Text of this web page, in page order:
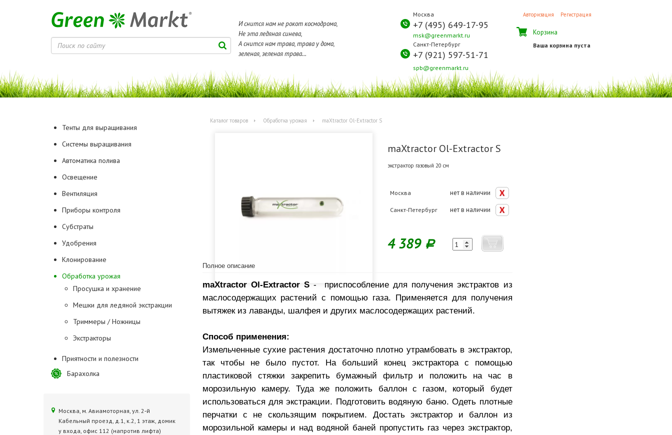
И снится нам не рокот космодрома,
Не эта ледяная синева,
А снится нам трава, трава у дома,
зеленая, зеленая трава...
Москва
+7 (495) 649-17-95
msk@greenmarkt.ru
Санкт-Петербург
+7 (921) 597-51-71
spb@greenmarkt.ru
Авторизация Регистрация
Корзина
Ваша корзина пуста
Тенты для выращивания
Системы выращивания
Автоматика полива
Освещение
Вентиляция
Приборы контроля
Субстраты
Удобрения
Клонирование
Обработка урожая
Просушка и хранение
Мешки для ледяной экстракции
Триммеры / Ножницы
Экстракторы
Приятности и полезности
Барахолка
Москва, м. Авиамоторная, ул. 2‑й
Кабельный проезд, д.1, к.2, 1 этаж, домик
у входа, офис 112 (напротив лифта)
Каталог товаров Обработка урожая maXtractor Ol-Extractor S
maXtractor Ol-Extractor S
экстрактор газовый 20 см
Москва нет в наличии
Санкт-Петербург нет в наличии
4 389 Р
Полное описание
maXtractor Ol-Extractor S -
приспособление для получения экстрактов из
маслосодержащих растений с помощью газа. Применяется для получения
вытяжек из лаванды, шалфея и других маслосодержащих растений.
Способ применения:
Измельченные сухие растения достаточно плотно утрамбовать в экстрактор,
так чтобы не было пустот. На больший конец экстрактора с помощью
пластиковой стяжки закрепить бумажный фильтр и положить на час в
морозильную камеру. Туда же положить баллон с газом, который будет
использоваться для экстракции. Подготовить водяную баню. Одеть плотные
перчатки с не скользящим покрытием. Достать экстрактор и баллон из
морозильной камеры и над водяной баней пропустить газ через экстрактор,